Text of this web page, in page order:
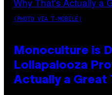
(PHOTO VIA T-MOBILE)
Monoculture is
Lollapalooza
Actually a Great